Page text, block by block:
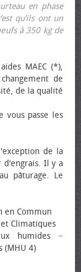
en phase
qu’ils ont un
à 350 kg de
MAEC (*),
de
de la qualité
vous passe les
de la
d'engrais. Il y a
pâturage. Le
en Commun
Climatiques
humides −
(MHU 4)